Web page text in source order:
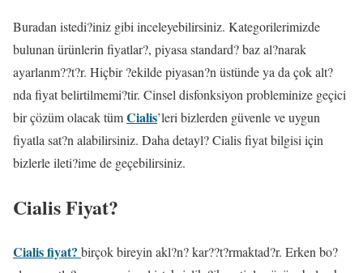
Buradan istedi?iniz gibi inceleyebilirsiniz. Kategorilerimizde
bulunan ürünlerin fiyatlar?, piyasa standard? baz al?narak
ayarlanm??t?r. Hiçbir ?ekilde piyasan?n üstünde ya da çok alt?
nda fiyat belirtilmemi?tir. Cinsel disfonksiyon probleminize geçici
bir çözüm olacak tümCialis’leri bizlerden güvenle ve uygun
fiyatla sat?n alabilirsiniz. Daha detayl? Cialis fiyat bilgisi için
bizlerle ileti?ime de geçebilirsiniz.
Cialis Fiyat?
Cialis fiyat? birçok bireyin akl?n? kar??t?rmaktad?r. Erken bo?